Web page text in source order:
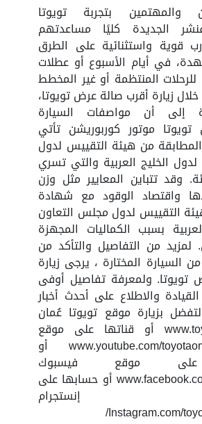
والمهتمين بتجربة تويوتا
الجديدة كليًا مساعدتهم
قوية واستثنائية على الطرق
في أيام الأسبوع أو عطلات
للرحلات المنتظمة أو غير المخطط
زيارة أقرب صالة عرض تويوتا،
إلى أن مواصفات السيارة
موتور كوربوريشن تأتي
من هيئة التقييس لدول
الخليج العربية والتي تسري
وقد تتباين المعايير مثل وزن
واقتصاد الوقود مع شهادة
التقييس لدول مجلس التعاون
بسبب الكماليات المجهزة
لمزيد من التفاصيل والتأكد من
السيارة المختارة ، يرجى زيارة
تويوتا. ولمعرفة تفاصيل أوفى
القيادة والاطلاع على أحدث أخبار
بزيارة موقع تويوتا عُمان
www.toyotaoman.com أو قناتها على موقع
يوتيوب www.youtube.com/toyotaoman أو
موقع فيسبوك
www.facebook.com/toyotaoman أو حسابها على
إنستجرام
Instagram.com/